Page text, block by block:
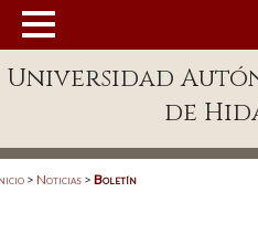
Enlaces
Universidad
de
> Noticias > Boletín